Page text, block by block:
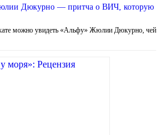
Дюкурно — притча о ВИЧ, которую
можно увидеть «Альфу» Жюлии Дюкурно, чей